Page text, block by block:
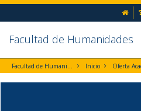
Ir al contenido principal de la
Ir a la cabecera de la página (alt +
Ir al pie de la página (alt + p)
Ir al menú principal (alt + u)
Facultad de Humanidades
Facultad de Humanidades Inicio Oferta